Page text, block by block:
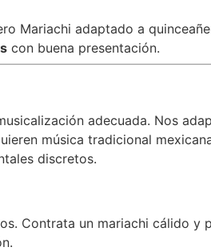
Mariachi adaptado a
con buena presentación.
adecuada. Nos
música tradicional
discretos.
Contrata un mariachi cálido y